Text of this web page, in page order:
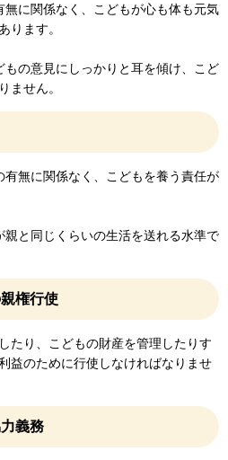
に関係なく、こどもが心も体も元気
ります。
の意見にしっかりと耳を傾け、こど
ません。
無に関係なく、こどもを養う責任が
と同じくらいの生活を送れる水準で
権行使
たり、こどもの財産を管理したりす
益のために行使しなければなりませ
義務